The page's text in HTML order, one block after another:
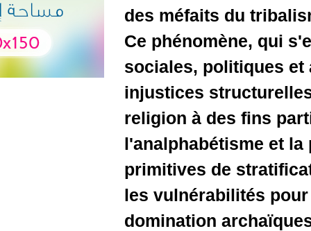
des
Ce
sociales,
religion à
les